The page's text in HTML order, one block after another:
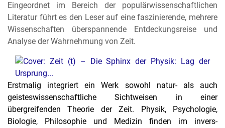
Eingeordnet im Bereich der populärwissenschaftlichen
Literatur führt es den Leser auf eine faszinierende, mehrere
Wissenschaften überspannende Entdeckungsreise und
Analyse der Wahrnehmung von Zeit.
Erstmalig integriert ein Werk sowohl natur- als auch
geisteswissenschaftliche Sichtweisen in einer
übergreifenden Theorie der Zeit. Physik, Psychologie,
Biologie, Philosophie und Medizin finden im invers-